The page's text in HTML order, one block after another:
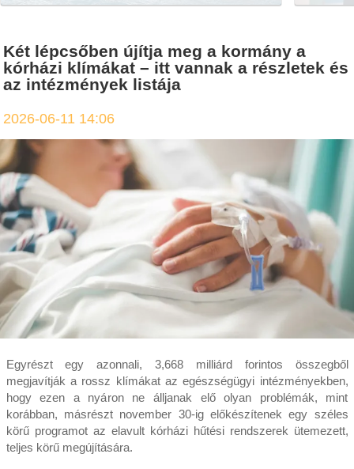
Két lépcsőben újítja meg a kormány a
kórházi klímákat – itt vannak a részletek és
az intézmények listája
2026-06-11 14:06
Egyrészt egy azonnali, 3,668 milliárd forintos összegből
megjavítják a rossz klímákat az egészségügyi intézményekben,
hogy ezen a nyáron ne álljanak elő olyan problémák, mint
korábban, másrészt november 30-ig előkészítenek egy széles
körű programot az elavult kórházi hűtési rendszerek ütemezett,
teljes körű megújítására.